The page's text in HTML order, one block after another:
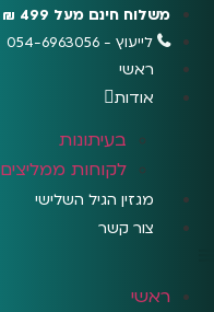
לתוכן
משלוח חינם מעל 499 ₪
לייעוץ - 054-6963056
ראשי
אודות
בעיתונות
לקוחות ממליצים
מגזין הגיל השלישי
צור קשר
ראשי